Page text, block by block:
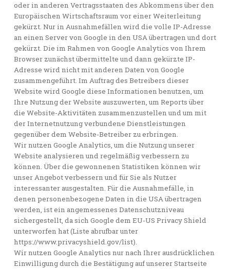
oder in anderen Vertragsstaaten des Abkommens über den
Europäischen Wirtschaftsraum vor einer Weiterleitung
gekürzt. Nur in Ausnahmefällen wird die volle IP-Adresse
an einen Server von Google in den USA übertragen und dort
gekürzt. Die im Rahmen von Google Analytics von Ihrem
Browser zunächst übermittelte und dann gekürzte IP-
Adresse wird nicht mit anderen Daten von Google
zusammengeführt. Im Auftrag des Betreibers dieser
Website wird Google diese Informationen benutzen, um
Ihre Nutzung der Website auszuwerten, um Reports über
die Website-Aktivitäten zusammenzustellen und um mit
der Internetnutzung verbundene Dienstleistungen
gegenüber dem Website-Betreiber zu erbringen.
Wir nutzen Google Analytics, um die Nutzung unserer
Website analysieren und regelmäßig verbessern zu
können. Über die gewonnenen Statistiken können wir
unser Angebot verbessern und für Sie als Nutzer
interessanter ausgestalten. Für die Ausnahmefälle, in
denen personenbezogene Daten in die USA übertragen
werden, ist ein angemessenes Datenschutzniveau
sichergestellt, da sich Google dem EU-US Privacy Shield
unterworfen hat (Liste abrufbar unter
https://www.privacyshield.gov/list).
Wir nutzen Google Analytics nur nach Ihrer ausdrücklichen
Einwilligung durch die Bestätigung auf unserer Startseite